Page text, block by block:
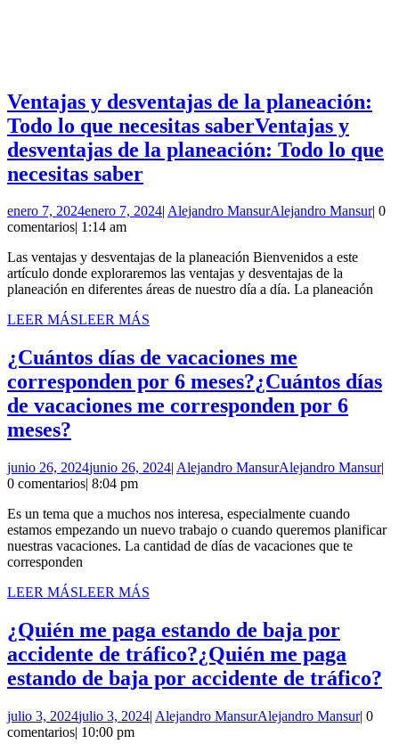
Ventajas y desventajas de la planeación:
Todo lo que necesitas saberVentajas y
desventajas de la planeación: Todo lo que
necesitas saber
enero 7, 2024enero 7, 2024| Alejandro MansurAlejandro Mansur| 0
comentarios| 1:14 am
Las ventajas y desventajas de la planeación Bienvenidos a este
artículo donde exploraremos las ventajas y desventajas de la
planeación en diferentes áreas de nuestro día a día. La planeación
LEER MÁSLEER MÁS
¿Cuántos días de vacaciones me
corresponden por 6 meses?¿Cuántos días
de vacaciones me corresponden por 6
meses?
junio 26, 2024junio 26, 2024| Alejandro MansurAlejandro Mansur|
0 comentarios| 8:04 pm
Es un tema que a muchos nos interesa, especialmente cuando
estamos empezando un nuevo trabajo o cuando queremos planificar
nuestras vacaciones. La cantidad de días de vacaciones que te
corresponden
LEER MÁSLEER MÁS
¿Quién me paga estando de baja por
accidente de tráfico?¿Quién me paga
estando de baja por accidente de tráfico?
julio 3, 2024julio 3, 2024| Alejandro MansurAlejandro Mansur| 0
comentarios| 10:00 pm